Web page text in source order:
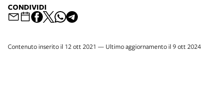
CONDIVIDI
Contenuto inserito il 12 ott 2021 — Ultimo aggiornamento il 9 ott 2024